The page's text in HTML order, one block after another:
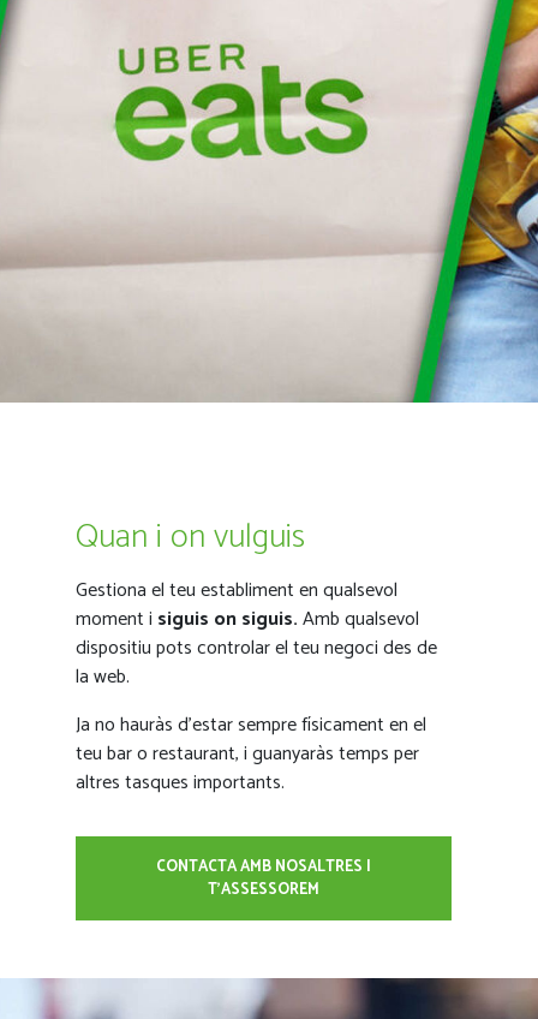
Quan i on vulguis
Gestiona el teu establiment en qualsevol
moment i siguis on siguis.Amb qualsevol
dispositiu pots controlar el teu negoci des de
la web.
Ja no hauràs d’estar sempre físicament en el
teu bar o restaurant, i guanyaràs temps per
altres tasques importants.
CONTACTA AMB NOSALTRES I
T'ASSESSOREM